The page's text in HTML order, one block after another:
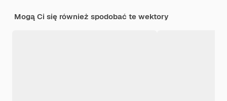
Mogą Ci się również spodobać te wektory